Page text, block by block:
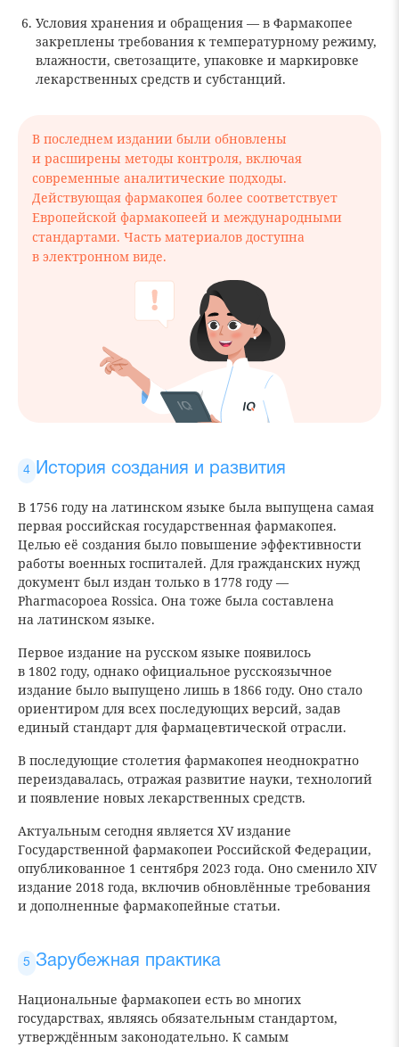
Условия хранения и обращения — в Фармакопее
закреплены требования к температурному режиму,
влажности, светозащите, упаковке и маркировке
лекарственных средств и субстанций.
В последнем издании были обновлены
и расширены методы контроля, включая
современные аналитические подходы.
Действующая фармакопея более соответствует
Европейской фармакопеей и международными
стандартами. Часть материалов доступна
в электронном виде.
История создания и развития
В 1756 году на латинском языке была выпущена самая
первая российская государственная фармакопея.
Целью её создания было повышение эффективности
работы военных госпиталей. Для гражданских нужд
документ был издан только в 1778 году —
Pharmacopoea Rossica. Она тоже была составлена
на латинском языке.
Первое издание на русском языке появилось
в 1802 году, однако официальное русскоязычное
издание было выпущено лишь в 1866 году. Оно стало
ориентиром для всех последующих версий, задав
единый стандарт для фармацевтической отрасли.
В последующие столетия фармакопея неоднократно
переиздавалась, отражая развитие науки, технологий
и появление новых лекарственных средств.
Актуальным сегодня является XV издание
Государственной фармакопеи Российской Федерации,
опубликованное 1 сентября 2023 года. Оно сменило XIV
издание 2018 года, включив обновлённые требования
и дополненные фармакопейные статьи.
Зарубежная практика
Национальные фармакопеи есть во многих
государствах, являясь обязательным стандартом,
утверждённым законодательно. К самым